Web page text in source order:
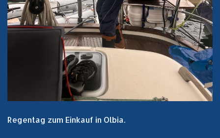
Regentag zum Einkauf in Olbia.